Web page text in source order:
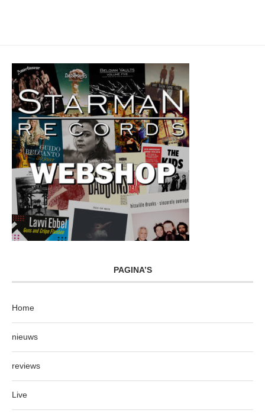
PAGINA’S
Home
nieuws
reviews
Live